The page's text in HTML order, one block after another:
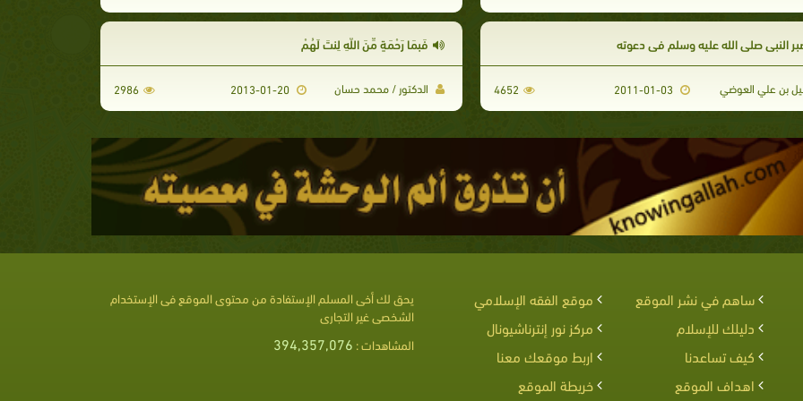
النبي صلى الله عليه وسلم في دعوته
بن علي العوضي 2011-01-03
4652
فَبِمَا رَحْمَةٍ مِّنَ اللّهِ لِنتَ لَهُمْ
الدكتور / محمد حسان 2013-01-20
2986
ساهم في نشر الموقع
موقع الفقه الإسلامي
دليلك للإسلام
مركز نور إنترناشيونال
كيف تساعدنا
اربط موقعك معنا
اهداف الموقع
خريطة الموقع
يحق لك أخى المسلم الإستفادة من محتوى الموقع فى الإستخدام
الشخصى غير التجارى
المشاهدات : 394,357,076